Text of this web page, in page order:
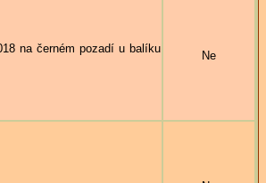
na černém pozadí u balíku
Ne